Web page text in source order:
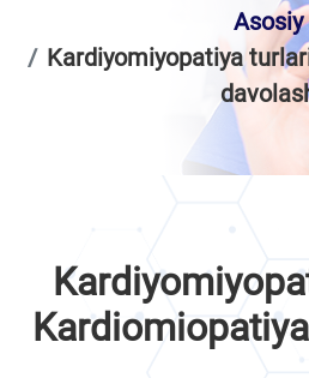
Asosiy
Kardiyomiyopatiya